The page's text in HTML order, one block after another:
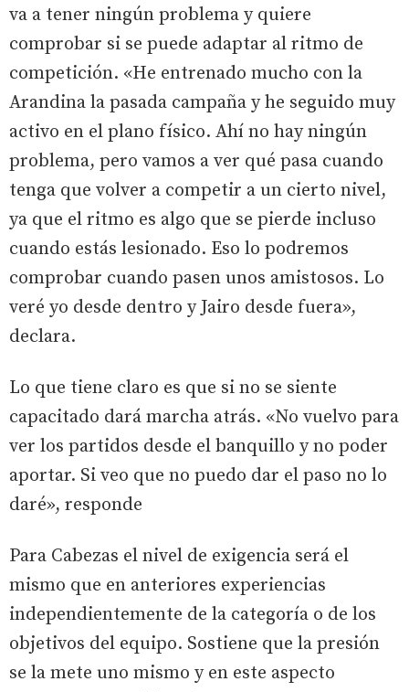
va a tener ningún problema y quiere
comprobar si se puede adaptar al ritmo de
competición. «He entrenado mucho con la
Arandina la pasada campaña y he seguido muy
activo en el plano físico. Ahí no hay ningún
problema, pero vamos a ver qué pasa cuando
tenga que volver a competir a un cierto nivel,
ya que el ritmo es algo que se pierde incluso
cuando estás lesionado. Eso lo podremos
comprobar cuando pasen unos amistosos. Lo
veré yo desde dentro y Jairo desde fuera»,
declara.
Lo que tiene claro es que si no se siente
capacitado dará marcha atrás. «No vuelvo para
ver los partidos desde el banquillo y no poder
aportar. Si veo que no puedo dar el paso no lo
daré», responde
Para Cabezas el nivel de exigencia será el
mismo que en anteriores experiencias
independientemente de la categoría o de los
objetivos del equipo. Sostiene que la presión
se la mete uno mismo y en este aspecto